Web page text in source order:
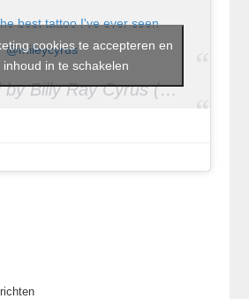
best tattoo I've ever seen
@mileycyrus
A post shared by Billy Ray Cyrus (@billyraycyrus) on
cookies te accepteren en
inhoud in te schakelen